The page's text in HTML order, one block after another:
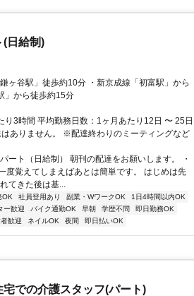
(日給制)
ヶ谷駅」徒歩約10分 ・新京成線「初富駅」から
」から徒歩約15分
3時間 平均勤務日数：1ヶ月あたり12日 〜 25日
ありません。 ※配達終わりのミーティングなど
ート（日給制） 朝刊の配達をお願いします。 ・
度覚えてしまえばあとは簡単です。 はじめは先
てきた後は基...
OK 社員登用あり 副業・WワークOK
1日4時間以内OK
ー歓迎 バイク通勤OK 早朝 学歴不問
即日勤務OK
歓迎 ネイルOK 夜間 即日払いOK
での介護スタッフ(パート)